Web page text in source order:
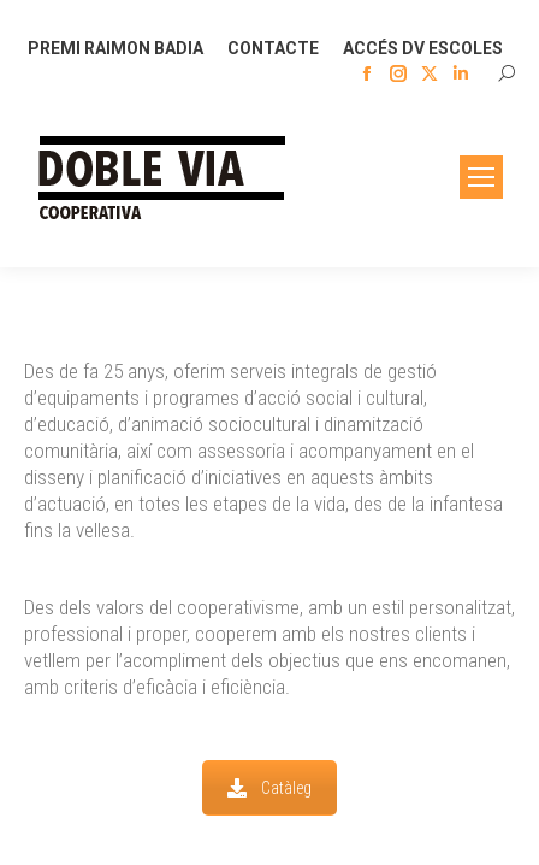
PREMI RAIMON BADIA CONTACTE ACCÉS DV ESCOLES
Facebook
Instagram
window
new
window
Linkedin
in
new
window
Des de fa 25 anys, oferim serveis integrals de gestió
d’equipaments i programes d’acció social i cultural,
d’educació, d’animació sociocultural i dinamització
comunitària, així com assessoria i acompanyament en el
disseny i planificació d’iniciatives en aquests àmbits
d’actuació, en totes les etapes de la vida, des de la infantesa
fins la vellesa.
Des dels valors del cooperativisme, amb un estil personalitzat,
professional i proper, cooperem amb els nostres clients i
vetllem per l’acompliment dels objectius que ens encomanen,
amb criteris d’eficàcia i eficiència.
Catàleg